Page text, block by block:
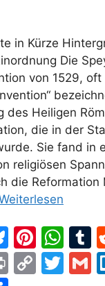
in Kürze
Die
von 1529,
des Heiligen
die in der
Sie fand in
religiösen
die Reformation
Bl
u
Pi
nt
W
h
T
u
Pr C
T